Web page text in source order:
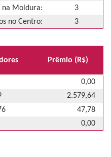
na Moldura:
3
no Centro:
3
Prêmio (R$)
0,00
2.579,64
47,78
0,00